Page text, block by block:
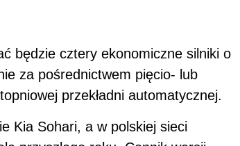
będzie cztery ekonomiczne silniki o
za pośrednictwem pięcio- lub
przekładni automatycznej.
Kia Sohari, a w polskiej sieci